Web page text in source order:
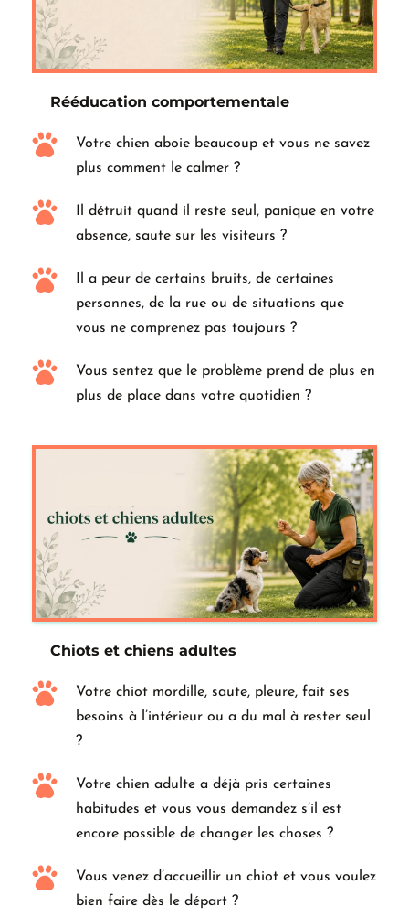
Rééducation comportementale
Votre chien aboie beaucoup et vous ne savez
plus comment le calmer ?
Il détruit quand il reste seul, panique en votre
absence, saute sur les visiteurs ?
Il a peur de certains bruits, de certaines
personnes, de la rue ou de situations que
vous ne comprenez pas toujours ?
Vous sentez que le problème prend de plus en
plus de place dans votre quotidien ?
Chiots et chiens adultes
Votre chiot mordille, saute, pleure, fait ses
besoins à l’intérieur ou a du mal à rester seul
?
Votre chien adulte a déjà pris certaines
habitudes et vous vous demandez s’il est
encore possible de changer les choses ?
Vous venez d’accueillir un chiot et vous voulez
bien faire dès le départ ?